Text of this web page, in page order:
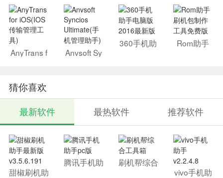
(PC苹果手
机助手)
AnyTrans f
or iOS(IOS
Anvsoft Sy
ncios Ultim
360手机助
手电脑版2
Rom助手
刷机包制作
猜你喜欢
最新软件 最热软件 推荐软件
甜椒刷机助
腾讯手机助 刷机帮综合
vivo手机助